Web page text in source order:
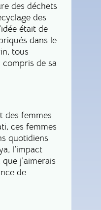
des déchets
des
était de
dans le
tous
de sa
des femmes
ces femmes
quotidiens
l’impact
j’aimerais
de